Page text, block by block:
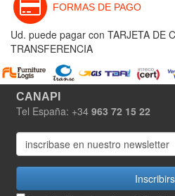
FORMAS DE PAGO
Ud. puede pagar con TARJETA DE
TRANSFERENCIA
CANAPI
Tel España: +34 963 72 15 22